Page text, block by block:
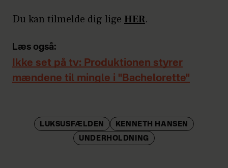
Du kan tilmelde dig lige HER.
Læs også:
Ikke set på tv: Produktionen styrer
mændene til mingle i "Bachelorette"
LUKSUSFÆLDEN
KENNETH HANSEN
UNDERHOLDNING